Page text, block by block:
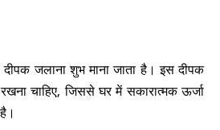
जलाना शुभ माना जाता है। इस दीपक
चाहिए, जिससे घर में सकारात्मक ऊर्जा